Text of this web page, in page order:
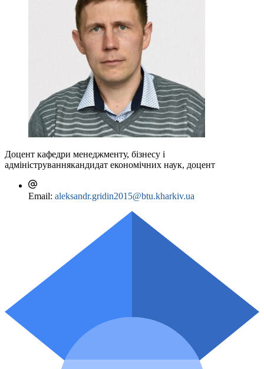
Доцент кафедри менеджменту, бізнесу і
адмініструваннякандидат економічних наук, доцент
Email: aleksandr.gridin2015@btu.kharkiv.ua